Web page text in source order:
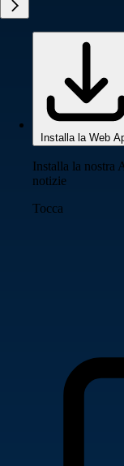
Installa la Web
Installa la nostra
notizie
Tocca